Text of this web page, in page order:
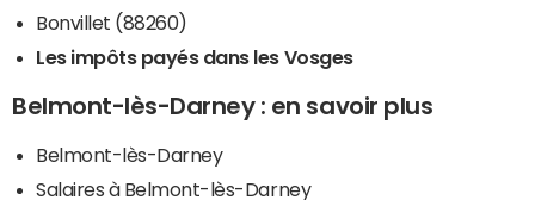
Bonvillet (88260)
Les impôts payés dans les Vosges
Belmont-lès-Darney : en savoir plus
Belmont-lès-Darney
Salaires à Belmont-lès-Darney